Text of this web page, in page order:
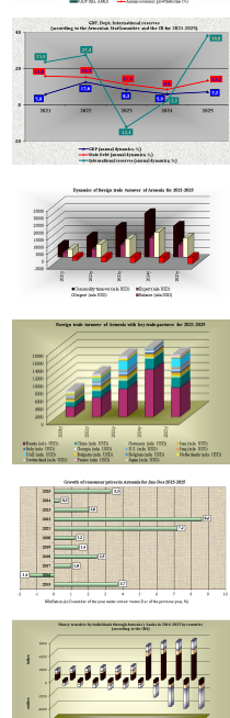
Հայաստանում
Ռուսաստանից Հայաստան
մեկ տարանցիկ բեռ։